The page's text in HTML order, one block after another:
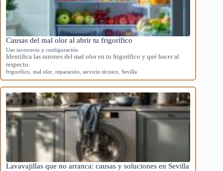
Causas del mal olor al abrir tu frigorífico
Uso incorrecto y configuración
Identifica las razones del mal olor en tu frigorífico y qué hacer al
respecto.
frigorífico mal olor reparación servicio técnico Sevilla
Lavavajillas que no arranca: causas y soluciones en Sevilla